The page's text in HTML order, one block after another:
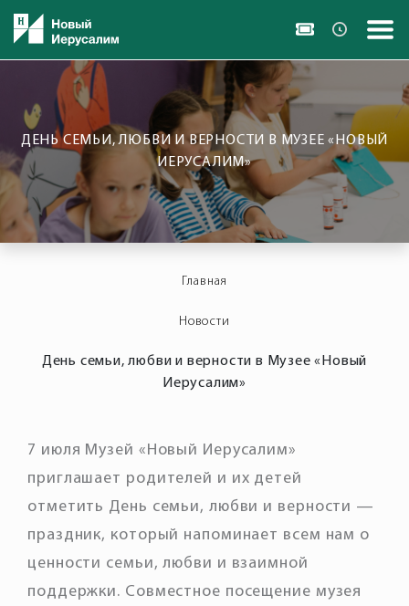
ДЕНЬ СЕМЬИ, ЛЮБВИ И ВЕРНОСТИ В МУЗЕЕ «НОВЫЙ
ИЕРУСАЛИМ»
Главная
Новости
День семьи, любви и верности в Музее «Новый
Иерусалим»
7 июля Музей «Новый Иерусалим»
приглашает родителей и их детей
отметить День семьи, любви и верности —
праздник, который напоминает всем нам о
ценности семьи, любви и взаимной
поддержки. Совместное посещение музея